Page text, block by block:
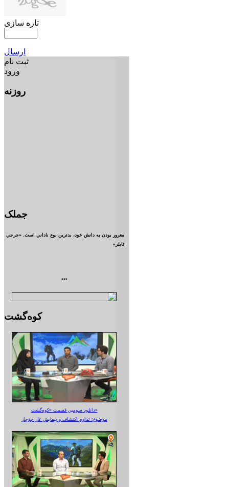
تازه سازی
ارسال
ثبت نام
ورود
روزنه
جملک
مغرور بودن به دانش خود، بدترين نوع ناداني است. «جرجي
تايلر»
***
کوه‌گشت
دانلود سومین قسمت «کوه‌گشت»
موضوع: تداوم اکتشاف و پیمایش غار جوجار